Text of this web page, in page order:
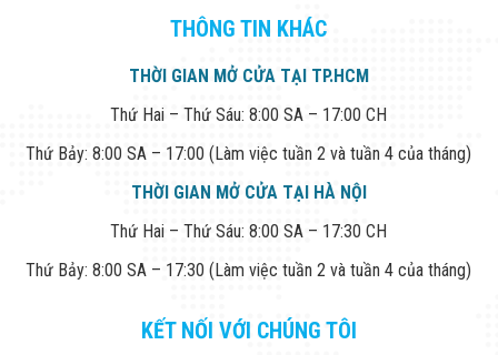
THÔNG TIN KHÁC
THỜI GIAN MỞ CỬA TẠI TP.HCM
Thứ Hai – Thứ Sáu: 8:00 SA – 17:00 CH
Thứ Bảy: 8:00 SA – 17:00 (Làm việc tuần 2 và tuần 4 của tháng)
THỜI GIAN MỞ CỬA TẠI HÀ NỘI
Thứ Hai – Thứ Sáu: 8:00 SA – 17:30 CH
Thứ Bảy: 8:00 SA – 17:30 (Làm việc tuần 2 và tuần 4 của tháng)
KẾT NỐI VỚI CHÚNG TÔI